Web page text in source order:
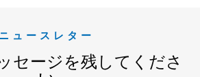
ニュースレター
セージを残してくださ